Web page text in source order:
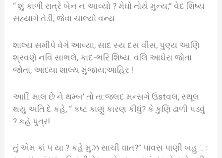
“ શું કાળી રાત્રે બેન ન આવ્યો ? મેઘો તોયે મુન્ય;” વેદ શિષ્ય
સહ્યાગે તેડી, જેવા ચાલ્યો વન્ય.
શાલ્ય સમીપે વેગે આવ્યા, સાદ સ્ય દસ વીસ; પુણ્ય આણિ
શ્રવણે નવિ સાભલે, કાદ-ભરિ શિષ્ય. વલિ આઘેરા જોતા
જોતા, આધ્યા શાલ્ય મુંજાય;આહિર !
આ1િ માલ છે ને થમ્બ’ તો તા:જલદ મન્સગે ઉstવલ, સ્થૂલ
થયુ અતિ દે કહે, “ કષ્ટ કાણું કારણ કીધું? કે કુણિ ઢાળી પડવું
? કહે પુત્ર!
તું એમ કાં પ યા ? કહે મુઝ સાચી વાત?” પાવસ પાણી બહુ ઃ